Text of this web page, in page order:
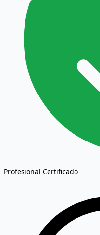
Profesional Certificado